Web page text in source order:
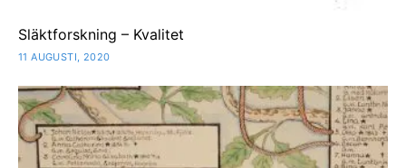
Släktforskning – Kvalitet
11 AUGUSTI, 2020